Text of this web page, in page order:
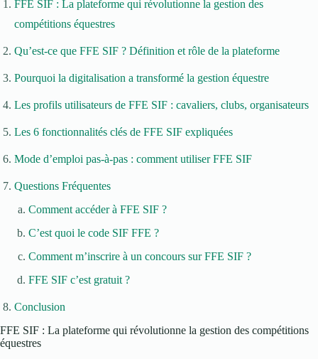
FFE SIF : La plateforme qui révolutionne la gestion des
compétitions équestres
Qu’est-ce que FFE SIF ? Définition et rôle de la plateforme
Pourquoi la digitalisation a transformé la gestion équestre
Les profils utilisateurs de FFE SIF : cavaliers, clubs, organisateurs
Les 6 fonctionnalités clés de FFE SIF expliquées
Mode d’emploi pas-à-pas : comment utiliser FFE SIF
Questions Fréquentes
Comment accéder à FFE SIF ?
C’est quoi le code SIF FFE ?
Comment m’inscrire à un concours sur FFE SIF ?
FFE SIF c’est gratuit ?
Conclusion
FFE SIF : La plateforme qui révolutionne la gestion des compétitions
équestres